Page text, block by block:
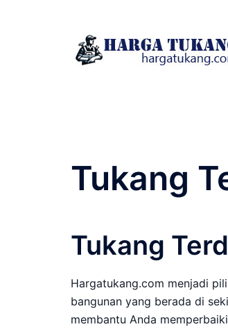
Tukang
Tukang
Hargatukang.com menjadi
bangunan yang berada di
membantu Anda